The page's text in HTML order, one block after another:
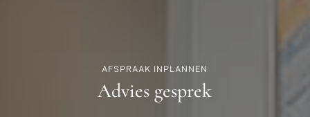
AFSPRAAK INPLANNEN
Advies gesprek